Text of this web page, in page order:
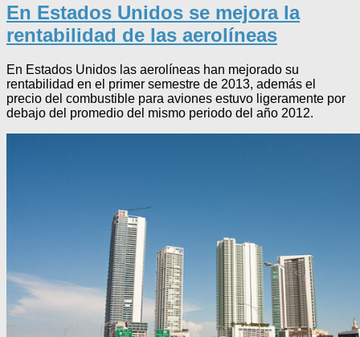
En Estados Unidos se mejora la
rentabilidad de las aerolíneas
En Estados Unidos las aerolíneas han mejorado su
rentabilidad en el primer semestre de 2013, además el
precio del combustible para aviones estuvo ligeramente por
debajo del promedio del mismo periodo del año 2012.